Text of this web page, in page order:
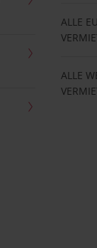
ALLE
ALLE